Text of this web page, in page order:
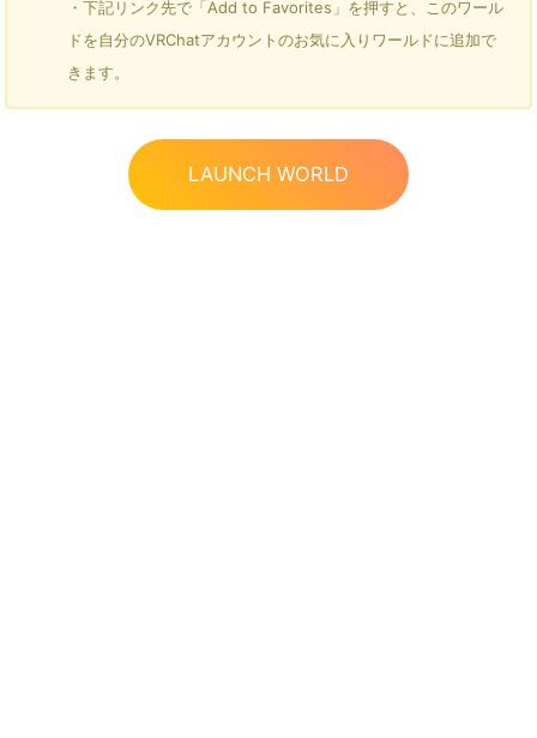
・下記リンク先で「Add to Favorites」を押すと、このワール
ドを自分のVRChatアカウントのお気に入りワールドに追加で
きます。
LAUNCH WORLD